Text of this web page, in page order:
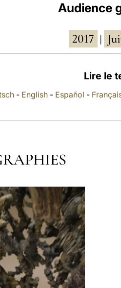
Audience
2017
Lire le
- English- Español -